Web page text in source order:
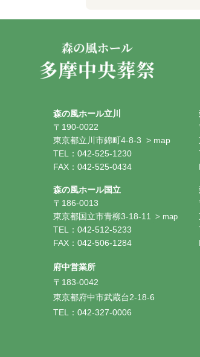
森の風ホール立川
〒190-0022
東京都立川市錦町4-8-3 > map
TEL：042-525-1230
FAX：042-525-0434
森の風ホール国立
〒186-0013
東京都国立市青柳3-18-11
> map
TEL：042-512-5233
FAX：042-506-1284
府中営業所
〒183-0042
東京都府中市武蔵台2-18-6
TEL：042-327-0006